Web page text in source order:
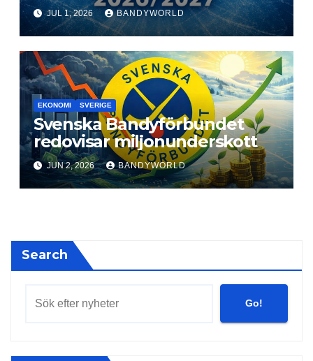
JUL 1, 2026 BANDYWORLD
EKONOMI SVERIGE
Svenska Bandyförbundet
redovisar miljonunderskott
JUN 2, 2026 BANDYWORLD
Search
Go!